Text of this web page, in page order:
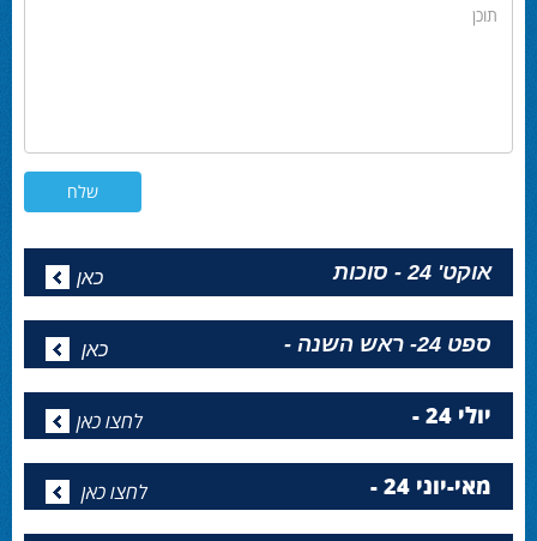
תוכן
אוקט' 24 - סוכות כאן
ספט 24- ראש השנה - כאן
יולי 24 - לחצו כאן
מאי-יוני 24 - לחצו כאן